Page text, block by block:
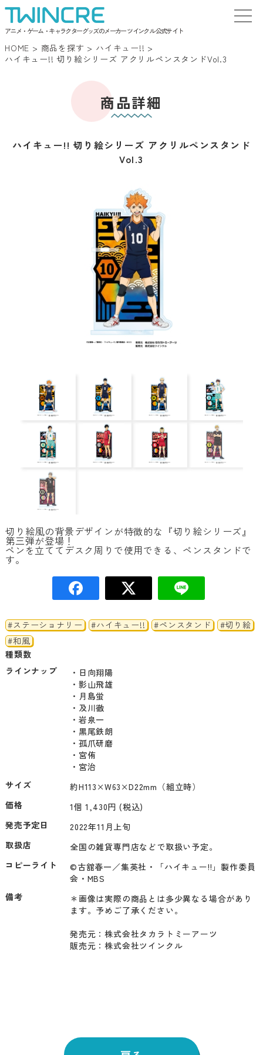
アニメ・ゲーム・キャラクターグッズのメーカー ツインクル 公式サイト
HOME > 商品を探す > ハイキュー!! >
ハイキュー!! 切り絵シリーズ アクリルペンスタンドVol.3
商品詳細
ハイキュー!! 切り絵シリーズ アクリルペンスタンド
Vol.3
切り絵風の背景デザインが特徴的な『切り絵シリーズ』
第三弾が登場！
ペンを立ててデスク周りで使用できる、ペンスタンドで
す。
#ステーショナリー #ハイキュー!! #ペンスタンド
#切り絵
#和風
種類数
ラインナップ
・日向翔陽
・影山飛雄
・月島蛍
・及川徹
・岩泉一
・黒尾鉄朗
・孤爪研磨
・宮侑
サイズ
約H113×W63×D22mm（組立時）
価格
1個 1,430円 (税込)
発売予定日
2022年11月上旬
取扱店
全国の雑貨専門店などで取扱い予定。
コピーライト
©古舘春一／集英社・「ハイキュー!!」製作委員
会・MBS
備考
＊画像は実際の商品とは多少異なる場合があり
ます。予めご了承ください。
発売元：株式会社タカラトミーアーツ
販売元：株式会社ツインクル